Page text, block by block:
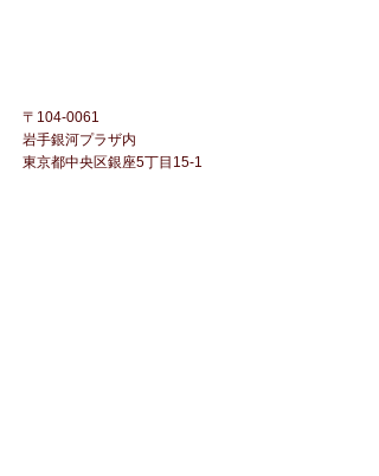
〒104-0061
岩手銀河プラザ内
東京都中央区銀座5丁目15-1